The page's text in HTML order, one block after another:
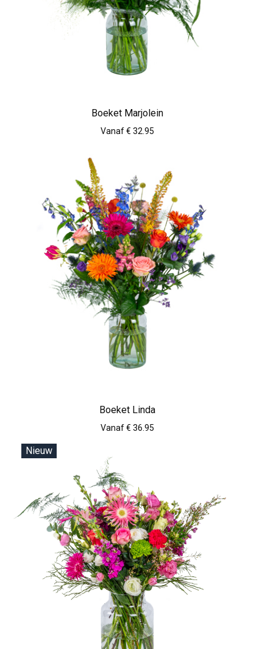
Boeket Marjolein
Vanaf € 32.95
Boeket Linda
Vanaf € 36.95
Nieuw